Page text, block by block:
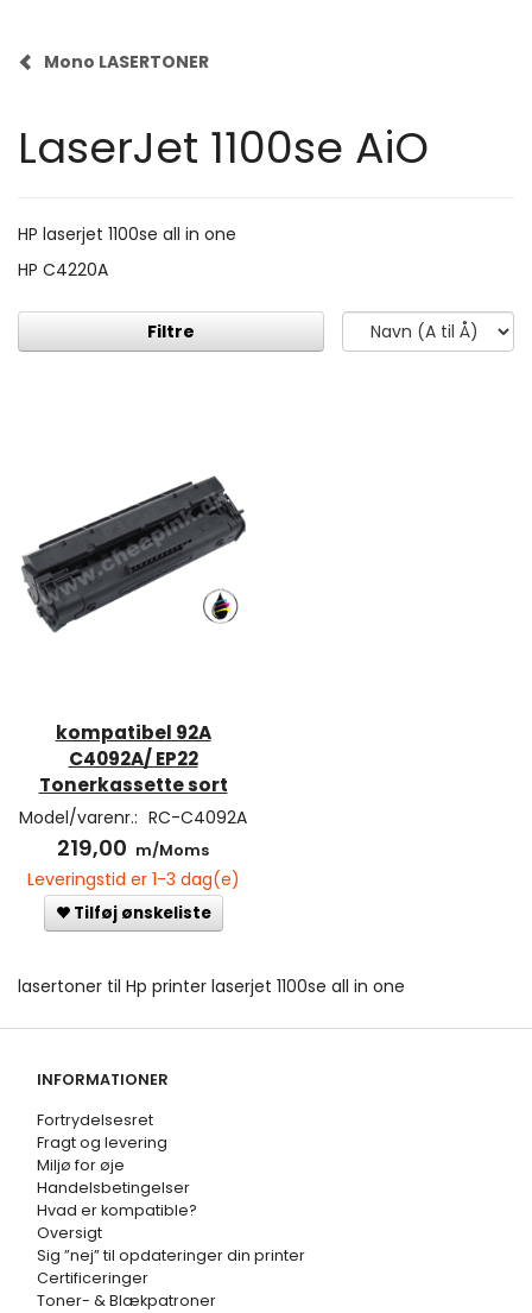
Mono LASERTONER
LaserJet 1100se AiO
HP laserjet 1100se all in one
HP C4220A
Filtre
kompatibel 92A
C4092A/ EP22
Tonerkassette sort
Model/varenr.: RC-C4092A
219,00 m/Moms
Leveringstid er 1-3 dag(e)
Tilføj ønskeliste
lasertoner til Hp printer laserjet 1100se all in one
INFORMATIONER
Fortrydelsesret
Fragt og levering
Miljø for øje
Handelsbetingelser
Hvad er kompatible?
Oversigt
Sig ”nej” til opdateringer din printer
Certificeringer
Toner- & Blækpatroner